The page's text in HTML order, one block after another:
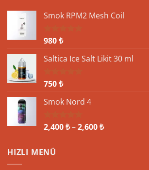
Cevap
Smok RPM2 Mesh Coil
5 üzerinden
aldı
980₺
Saltica Ice Salt Likit 30 ml
5 üzerinden
aldı
750₺
Smok Nord 4
5 üzerinden
2,400₺–2,600₺Fiyat
HIZLI MENÜ